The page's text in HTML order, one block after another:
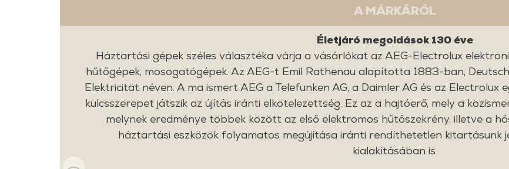
A MÁRKÁRÓL
Életjáró megoldások 130 éve
Háztartási gépek széles választéka várja a vásárlókat az AEG-Electrolux
hűtőgépek, mosogatógépek. Az AEG-t Emil Rathenau alapította 1883-ban,
Elektricität néven. A ma ismert AEG a Telefunken AG, a Daimler AG és az Electrolux
kulcsszerepet játszik az újítás iránti elkötelezettség. Ez az a hajtóerő, mely a
melynek eredménye többek között az első elektromos hűtőszekrény, illetve a
háztartási eszközök folyamatos megújítása iránti rendíthetetlen kitartásunk
kialakításában is.